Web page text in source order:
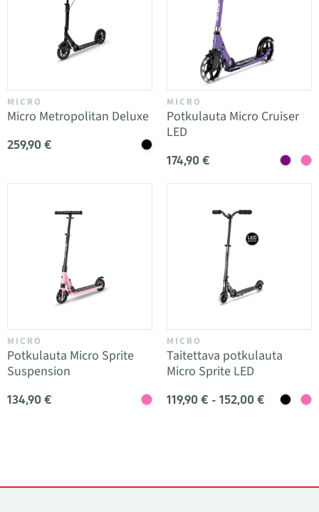
MICRO
Micro Metropolitan Deluxe
259,90 €
MICRO
Potkulauta Micro Cruiser
LED
174,90 €
MICRO
Potkulauta Micro Sprite
Suspension
134,90 €
MICRO
Taitettava potkulauta
Micro Sprite LED
119,90 € - 152,00 €